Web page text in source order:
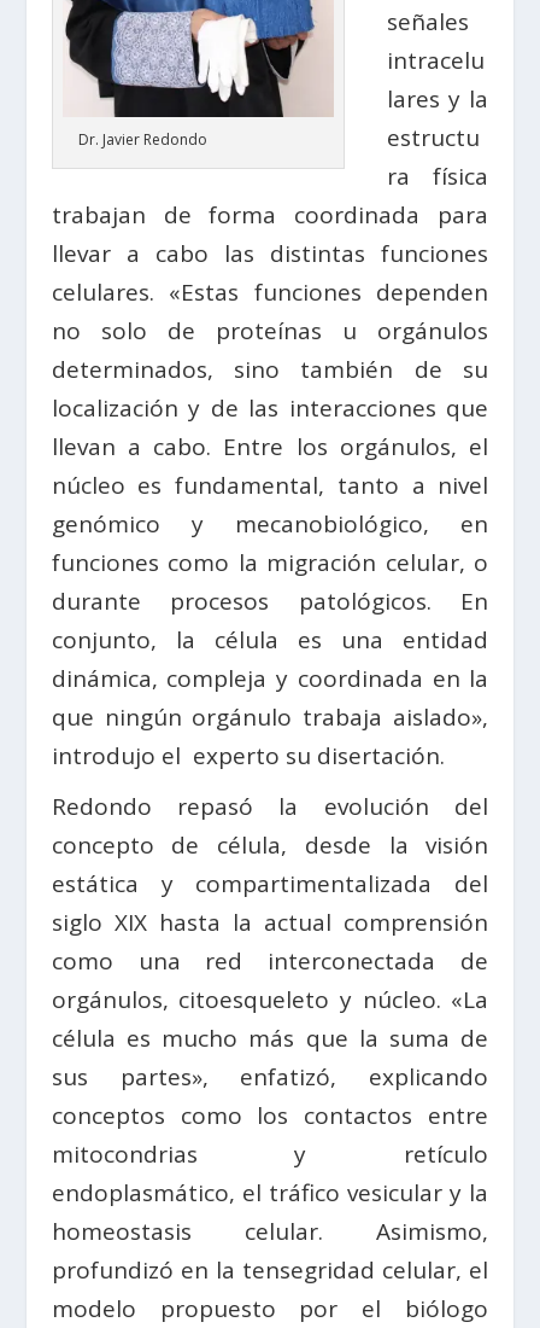
Dr. Javier Redondo
señales
intracelu
lares y la
estructu
ra física
trabajan de forma coordinada para
llevar a cabo las distintas funciones
celulares. «Estas funciones dependen
no solo de proteínas u orgánulos
determinados, sino también de su
localización y de las interacciones que
llevan a cabo. Entre los orgánulos, el
núcleo es fundamental, tanto a nivel
genómico y mecanobiológico, en
funciones como la migración celular, o
durante procesos patológicos. En
conjunto, la célula es una entidad
dinámica, compleja y coordinada en la
que ningún orgánulo trabaja aislado»,
introdujo el experto su disertación.
Redondo repasó la evolución del
concepto de célula, desde la visión
estática y compartimentalizada del
siglo XIX hasta la actual comprensión
como una red interconectada de
orgánulos, citoesqueleto y núcleo. «La
célula es mucho más que la suma de
sus partes», enfatizó, explicando
conceptos como los contactos entre
mitocondrias y retículo
endoplasmático, el tráfico vesicular y la
homeostasis celular. Asimismo,
profundizó en la tensegridad celular, el
modelo propuesto por el biólogo